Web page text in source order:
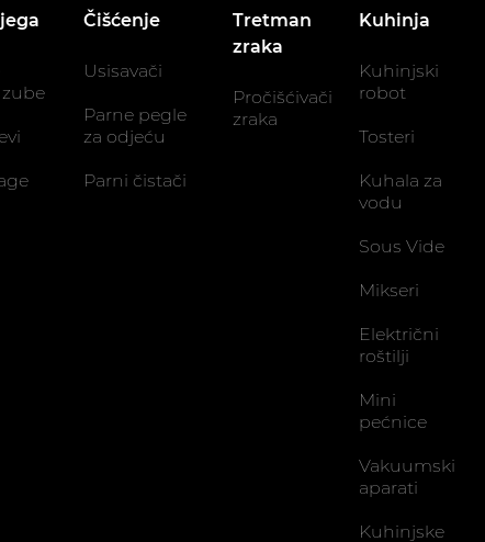
zube
Čišćenje
Usisavači
Parne pegle
za odjeću
Parni čistači
Tretman
zraka
Pročišćivači
zraka
Kuhinja
Kuhinjski
robot
Tosteri
Kuhala za
vodu
Sous Vide
Mikseri
Električni
roštilji
Mini
pećnice
Vakuumski
aparati
Kuhinjske